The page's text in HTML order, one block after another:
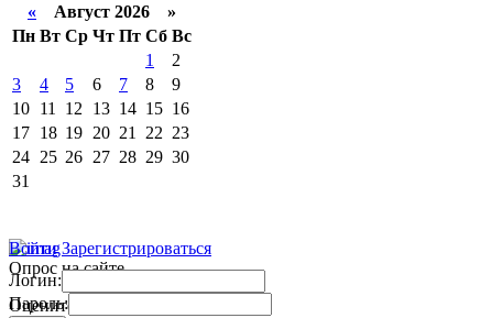
« Август 2026 »
Пн Вт Ср Чт Пт Сб Вс
1
2
3
4 5 6 7 8
9
10 11 12 13 14 15 16
17 18 19 20 21 22 23
24 25 26 27 28 29 30
31
Войти Зарегистрироваться
Логин:
Пароль:
Опрос на сайте
Оцените работу движка